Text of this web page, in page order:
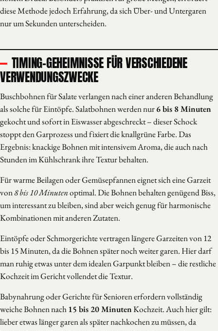
diese Methode jedoch Erfahrung, da sich Über- und Untergaren
nur um Sekunden unterscheiden.
TIMING-GEHEIMNISSE FÜR VERSCHIEDENE
VERWENDUNGSZWECKE
Buschbohnen für Salate verlangen nach einer anderen Behandlung
als solche für Eintöpfe. Salatbohnen werden nur6 bis 8 Minuten
gekocht und sofort in Eiswasser abgeschreckt – dieser Schock
stoppt den Garprozess und fixiert die knallgrüne Farbe. Das
Ergebnis: knackige Bohnen mit intensivem Aroma, die auch nach
Stunden im Kühlschrank ihre Textur behalten.
Für warme Beilagen oder Gemüsepfannen eignet sich eine Garzeit
von8 bis 10 Minutenoptimal. Die Bohnen behalten genügend Biss,
um interessant zu bleiben, sind aber weich genug für harmonische
Kombinationen mit anderen Zutaten.
Eintöpfe oder Schmorgerichte vertragen längere Garzeiten von 12
bis 15 Minuten, da die Bohnen später noch weiter garen. Hier darf
man ruhig etwas unter dem idealen Garpunkt bleiben – die restliche
Kochzeit im Gericht vollendet die Textur.
Babynahrung oder Gerichte für Senioren erfordern vollständig
weiche Bohnen nach15 bis 20 MinutenKochzeit. Auch hier gilt:
lieber etwas länger garen als später nachkochen zu müssen, da